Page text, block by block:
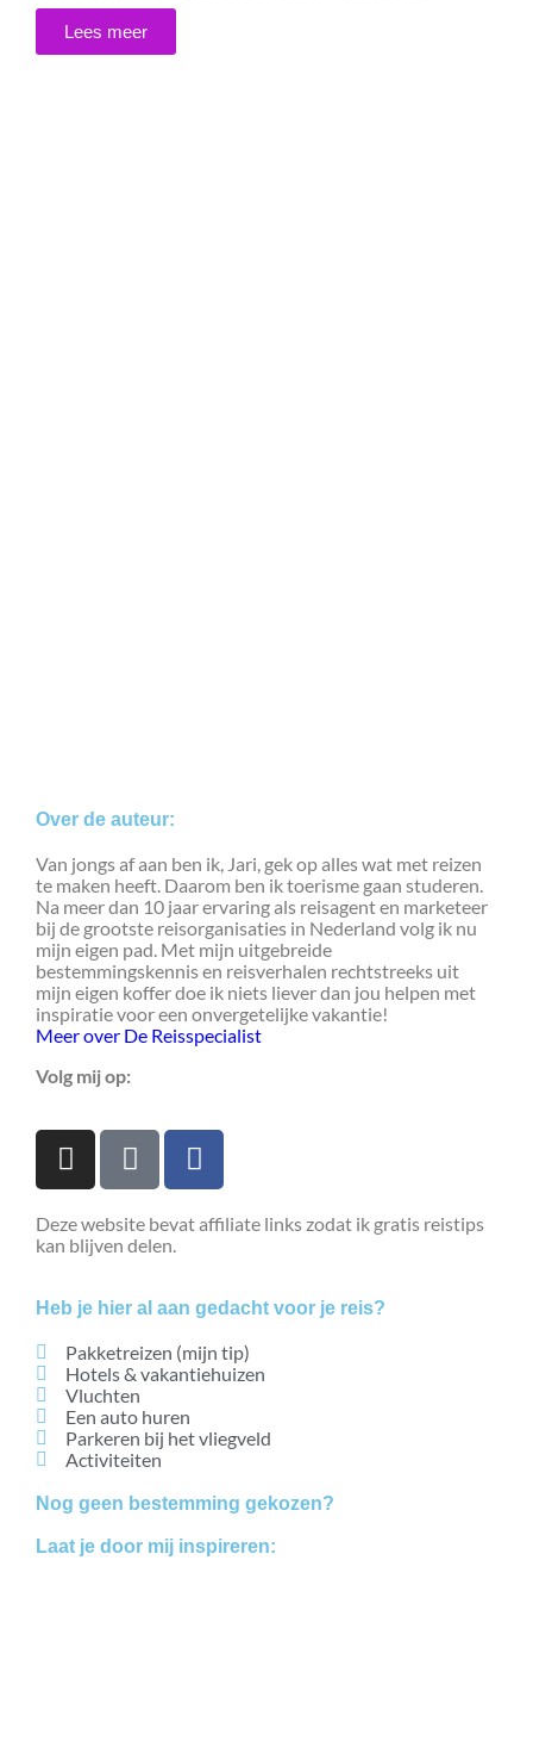
Lees meer
Over de auteur:
Van jongs af aan ben ik, Jari, gek op alles wat met reizen
te maken heeft. Daarom ben ik toerisme gaan studeren.
Na meer dan 10 jaar ervaring als reisagent en marketeer
bij de grootste reisorganisaties in Nederland volg ik nu
mijn eigen pad. Met mijn uitgebreide
bestemmingskennis en reisverhalen rechtstreeks uit
mijn eigen koffer doe ik niets liever dan jou helpen met
inspiratie voor een onvergetelijke vakantie!
Meer over De Reisspecialist
Volg mij op:
Deze website bevat affiliate links zodat ik gratis reistips
kan blijven delen.
Heb je hier al aan gedacht voor je reis?
Pakketreizen (mijn tip)
Hotels & vakantiehuizen
Vluchten
Een auto huren
Parkeren bij het vliegveld
Activiteiten
Nog geen bestemming gekozen?
Laat je door mij inspireren: